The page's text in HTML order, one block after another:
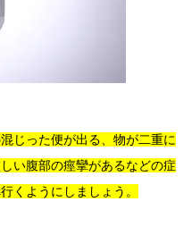
じった便が出る、物が二重に
い腹部の痙攣があるなどの症
くようにしましょう。